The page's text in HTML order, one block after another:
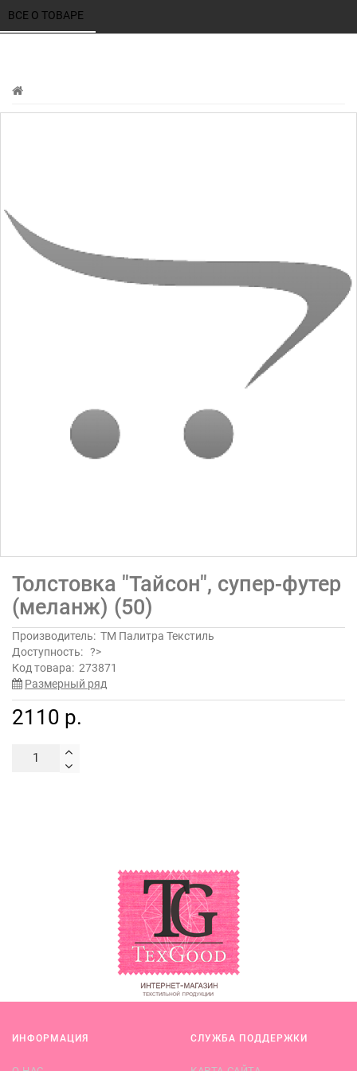
ВСЕ О ТОВАРЕ
Толстовка "Тайсон", супер-футер
(меланж) (50)
Производитель: ТМ Палитра Текстиль
Доступность: ?>
Код товара: 273871
Размерный ряд
2110 р.
ИНФОРМАЦИЯ СЛУЖБА ПОДДЕРЖКИ